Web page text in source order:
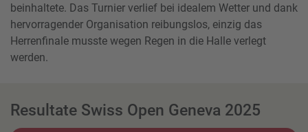
beinhaltete. Das Turnier verlief bei idealem Wetter und dank
hervorragender Organisation reibungslos, einzig das
Herrenfinale musste wegen Regen in die Halle verlegt
werden.
Resultate Swiss Open Geneva 2025